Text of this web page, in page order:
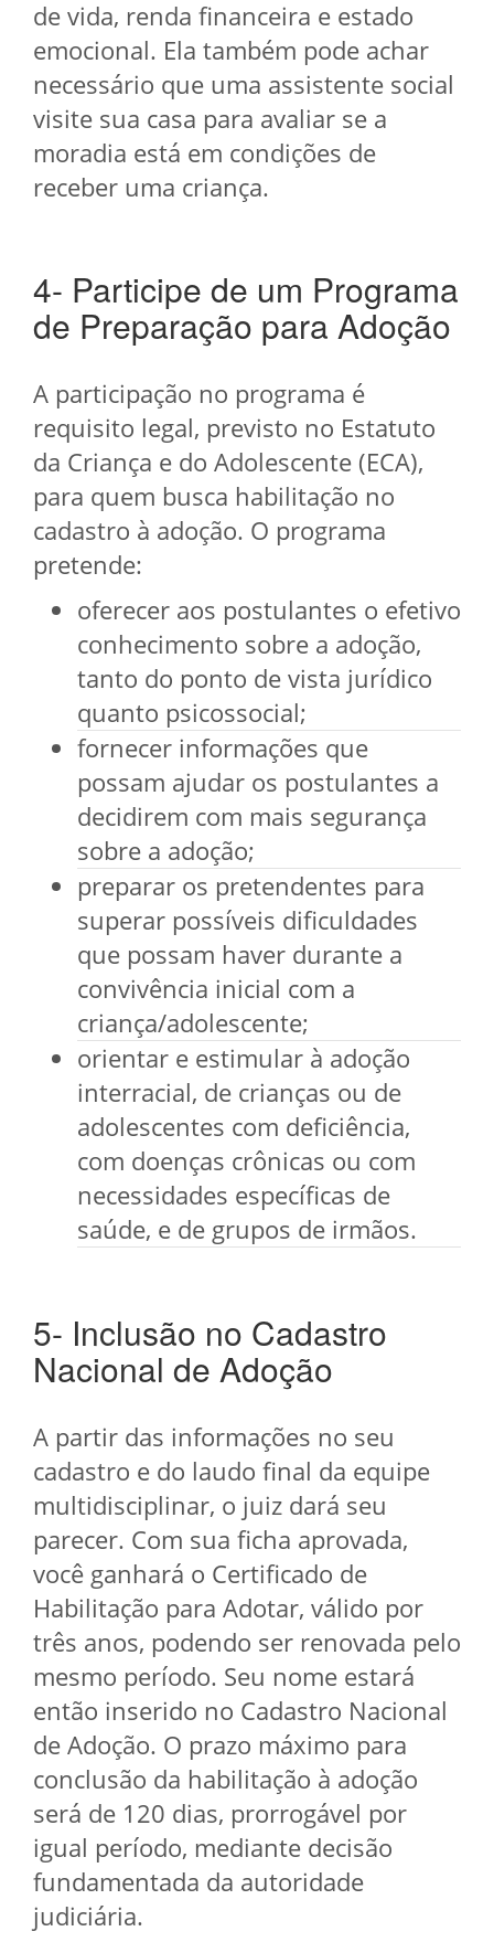
de vida, renda financeira e estado
emocional. Ela também pode achar
necessário que uma assistente social
visite sua casa para avaliar se a
moradia está em condições de
receber uma criança.
4- Participe de um Programa
de Preparação para Adoção
A participação no programa é
requisito legal, previsto no Estatuto
da Criança e do Adolescente (ECA),
para quem busca habilitação no
cadastro à adoção. O programa
pretende:
oferecer aos postulantes o efetivo
conhecimento sobre a adoção,
tanto do ponto de vista jurídico
quanto psicossocial;
fornecer informações que
possam ajudar os postulantes a
decidirem com mais segurança
sobre a adoção;
preparar os pretendentes para
superar possíveis dificuldades
que possam haver durante a
convivência inicial com a
criança/adolescente;
orientar e estimular à adoção
interracial, de crianças ou de
adolescentes com deficiência,
com doenças crônicas ou com
necessidades específicas de
saúde, e de grupos de irmãos.
5- Inclusão no Cadastro
Nacional de Adoção
A partir das informações no seu
cadastro e do laudo final da equipe
multidisciplinar, o juiz dará seu
parecer. Com sua ficha aprovada,
você ganhará o Certificado de
Habilitação para Adotar, válido por
três anos, podendo ser renovada pelo
mesmo período. Seu nome estará
então inserido no Cadastro Nacional
de Adoção. O prazo máximo para
conclusão da habilitação à adoção
será de 120 dias, prorrogável por
igual período, mediante decisão
fundamentada da autoridade
judiciária.